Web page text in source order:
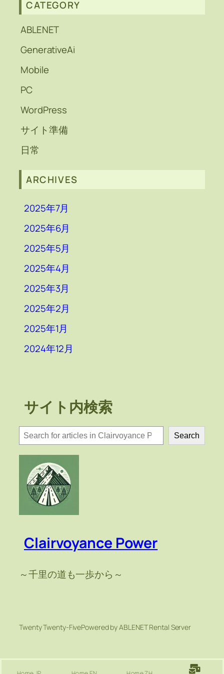
CATEGORY
ABLENET
GenerativeAi
Mobile
PC
WordPress
サイト準備
日常
ARCHIVES
2025年7月
2025年6月
2025年5月
2025年4月
2025年3月
2025年2月
2025年1月
2024年12月
サイト内検索
検
索
Search
Clairvoyance Power
～千里の道も一歩から～
Twenty Twenty-FivePowered by ABLENET Rental Server